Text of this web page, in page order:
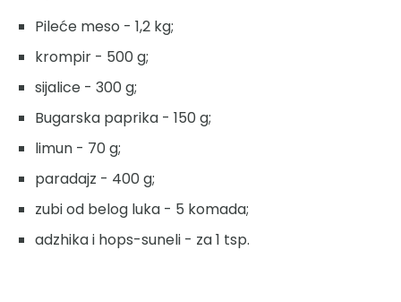
Pileće meso - 1,2 kg;
krompir - 500 g;
sijalice - 300 g;
Bugarska paprika - 150 g;
limun - 70 g;
paradajz - 400 g;
zubi od belog luka - 5 komada;
adzhika i hops-suneli - za 1 tsp.